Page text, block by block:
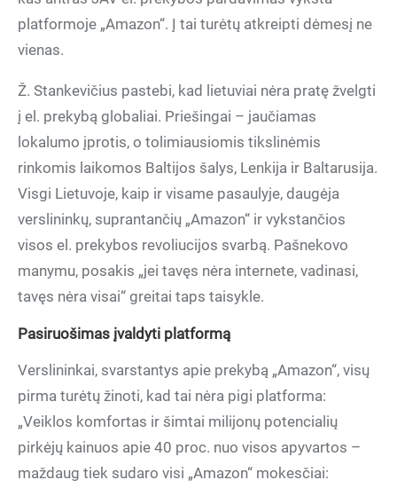
platformoje „Amazon“. Į tai turėtų atkreipti dėmesį ne
vienas.
Ž. Stankevičius pastebi, kad lietuviai nėra pratę žvelgti
į el. prekybą globaliai. Priešingai – jaučiamas
lokalumo įprotis, o tolimiausiomis tikslinėmis
rinkomis laikomos Baltijos šalys, Lenkija ir Baltarusija.
Visgi Lietuvoje, kaip ir visame pasaulyje, daugėja
verslininkų, suprantančių „Amazon“ ir vykstančios
visos el. prekybos revoliucijos svarbą. Pašnekovo
manymu, posakis „jei tavęs nėra internete, vadinasi,
tavęs nėra visai“ greitai taps taisykle.
Pasiruošimas įvaldyti platformą
Verslininkai, svarstantys apie prekybą „Amazon“, visų
pirma turėtų žinoti, kad tai nėra pigi platforma:
„Veiklos komfortas ir šimtai milijonų potencialių
pirkėjų kainuos apie 40 proc. nuo visos apyvartos –
maždaug tiek sudaro visi „Amazon“ mokesčiai: